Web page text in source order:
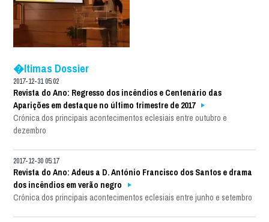
�ltimas Dossier
2017-12-31 05:02
Revista do Ano: Regresso dos incêndios e Centenário das
Aparições em destaque no último trimestre de 2017
Crónica dos principais acontecimentos eclesiais entre outubro e
dezembro
2017-12-30 05:17
Revista do Ano: Adeus a D. António Francisco dos Santos e drama
dos incêndios em verão negro
Crónica dos principais acontecimentos eclesiais entre junho e setembro